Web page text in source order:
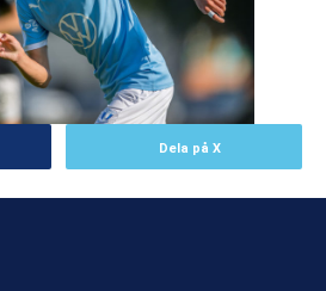
Dela på X